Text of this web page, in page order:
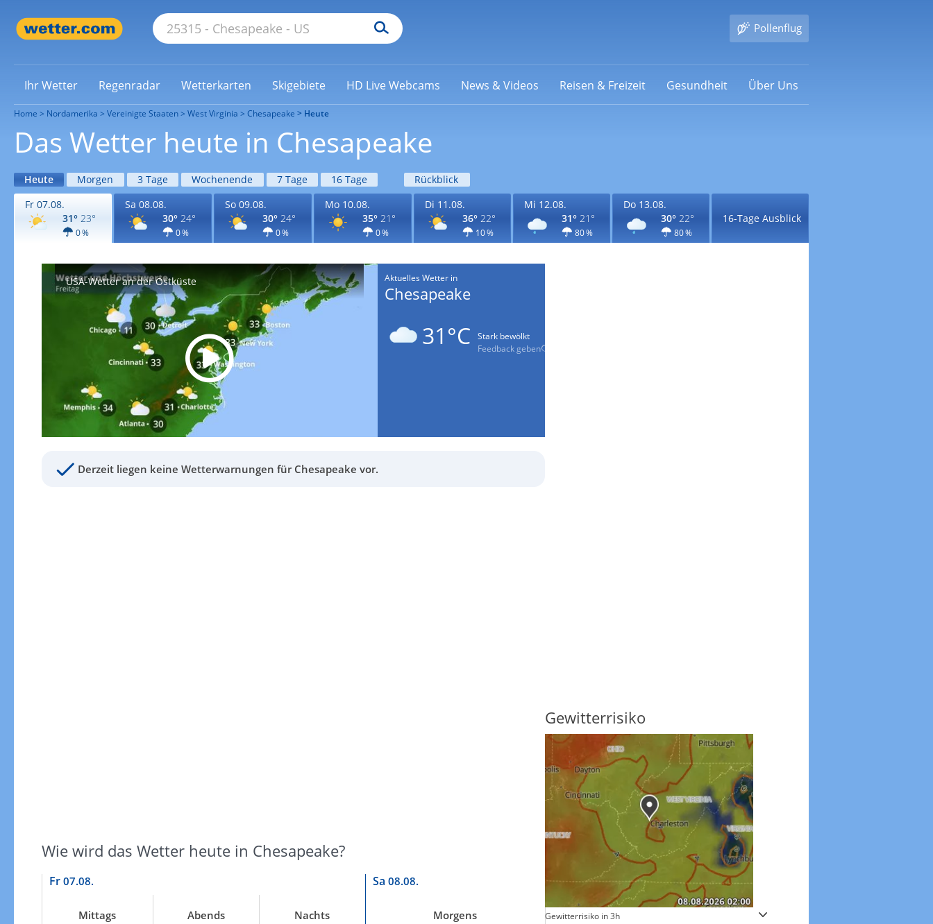
Pollenflug
Ihr Wetter Regenradar Wetterkarten Skigebiete HD Live Webcams News & Videos Reisen & Freizeit Gesundheit Über Uns
Home Nordamerika Vereinigte Staaten West Virginia Chesapeake Heute
Das Wetter heute in Chesapeake
Heute Morgen 3 Tage Wochenende 7 Tage 16 Tage
Rückblick
Fr 07.08.
31° 23°
0 %
Sa 08.08.
30° 24°
0 %
So 09.08.
30° 24°
0 %
Mo 10.08.
35° 21°
0 %
Di 11.08.
36° 22°
10 %
Mi 12.08.
31° 21°
80 %
Do 13.08.
30° 22°
80 %
16-Tage Ausblick
USA-Wetter an der Ostküste Aktuelles Wetter in
Chesapeake
31°C
Stark bewölkt
Feedback geben
Derzeit liegen keine Wetterwarnungen für Chesapeake vor.
Wie wird das Wetter heute in Chesapeake?
Fr 07.08. Sa 08.08.
Mittags
Abends
Nachts
Morgens
Windgeschwindigkeiten in 3h Sonnenschein heute
Gewitterrisiko
Gewitterrisiko in 3h Windböen heute